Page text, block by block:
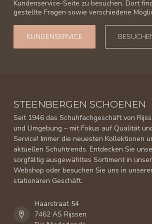
Kundenservice-Seite zu besuchen. Dort
gestellte Fragen sowie verschiedene
KUNDENSERVICE
STEENBERGEN SCHOENEN
Seit 1946 das Schuhfachgeschäft von
und Umgebung – mit Fokus auf Qualität
Service! Immer die neuesten Kollektionen
aktuellen Schuhtrends. Entdecken Sie
sorgfältig ausgewähltes Sortiment in
Webshop oder besuchen Sie uns in
stationären Geschäft.
Haarstraat 54
7462 AS Rijssen